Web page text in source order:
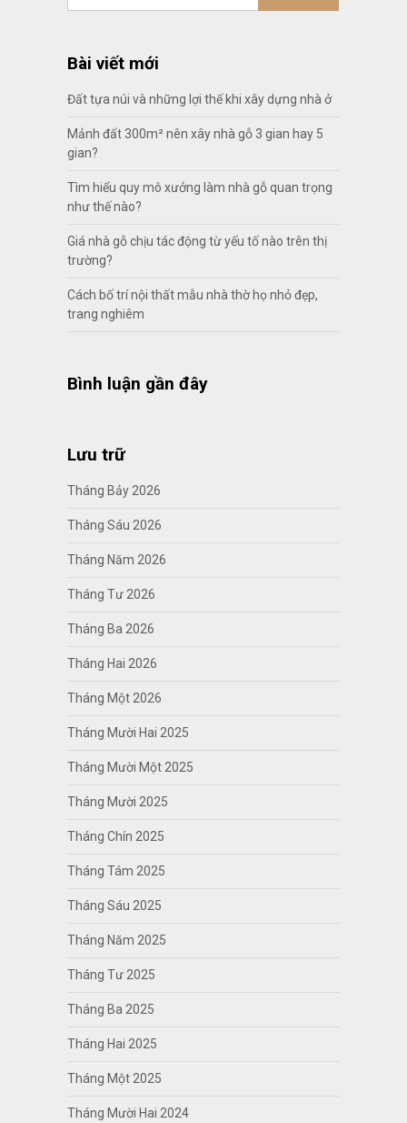
Bài viết mới
Đất tựa núi và những lợi thế khi xây dựng nhà ở
Mảnh đất 300m² nên xây nhà gỗ 3 gian hay 5
gian?
Tìm hiểu quy mô xưởng làm nhà gỗ quan trọng
như thế nào?
Giá nhà gỗ chịu tác động từ yếu tố nào trên thị
trường?
Cách bố trí nội thất mẫu nhà thờ họ nhỏ đẹp,
trang nghiêm
Bình luận gần đây
Lưu trữ
Tháng Bảy 2026
Tháng Sáu 2026
Tháng Năm 2026
Tháng Tư 2026
Tháng Ba 2026
Tháng Hai 2026
Tháng Một 2026
Tháng Mười Hai 2025
Tháng Mười Một 2025
Tháng Mười 2025
Tháng Chín 2025
Tháng Tám 2025
Tháng Sáu 2025
Tháng Năm 2025
Tháng Tư 2025
Tháng Ba 2025
Tháng Hai 2025
Tháng Một 2025
Tháng Mười Hai 2024